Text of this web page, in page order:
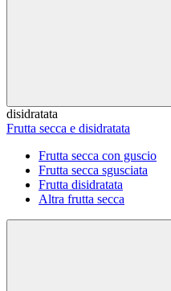
disidratata
Frutta secca e disidratata
Frutta secca con guscio
Frutta secca sgusciata
Frutta disidratata
Altra frutta secca